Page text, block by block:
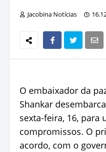
Jacobina Notícias
O embaixador da
Shankar
sexta-feira, 16, para
compromissos. O
acordo, com o